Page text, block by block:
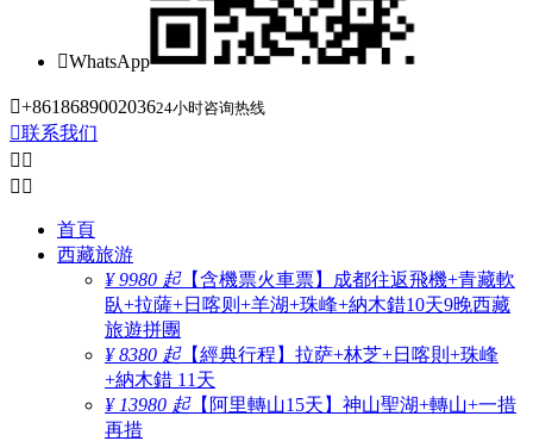
WhatsApp
+861868900203624小时咨询热线
联系我们
 
 
首頁
西藏旅游
¥ 9980 起【含機票火車票】成都往返飛機+青藏軟
臥+拉薩+日喀则+羊湖+珠峰+納木錯10天9晚西藏
旅遊拼團
¥ 8380 起【經典行程】拉萨+林芝+日喀則+珠峰
+納木錯 11天
¥ 13980 起【阿里轉山15天】神山聖湖+轉山+一措
再措